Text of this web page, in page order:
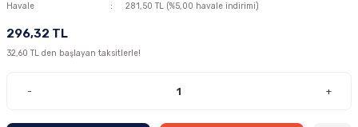
Havale
281,50 TL (%5,00 havale indirimi)
296,32 TL
32,60 TL den başlayan taksitlerle!
- +